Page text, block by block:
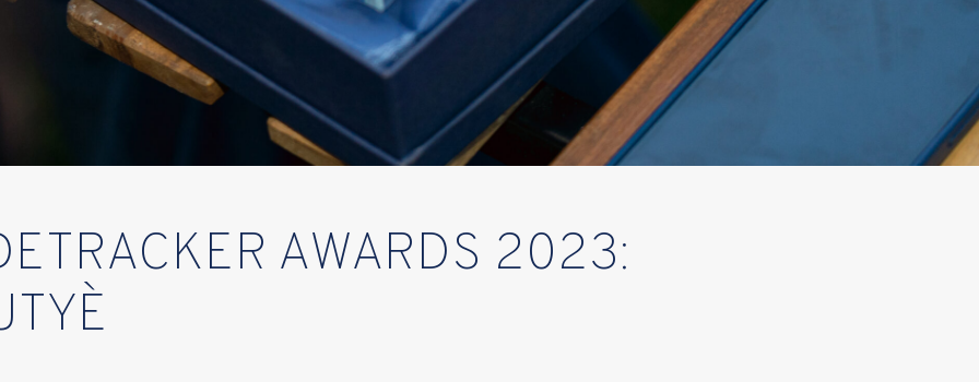
AWARDS 2023: